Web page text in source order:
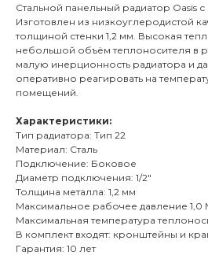
Стальной панельный радиатор Oasis
Изготовлен из низкоуглеродистой
толщиной стенки 1,2 мм. Высокая
небольшой объём теплоносителя в
малую инерционность радиатора и
оперативно реагировать на
помещений.
Характеристики:
Тип радиатора: Тип 22
Материал: Сталь
Подключение: Боковое
Диаметр подключения: 1/2"
Толщина металла: 1,2 мм
Максимальное рабочее давление 1,0
Максимальная температура
В комплект входят: кронштейны и
Гарантия: 10 лет